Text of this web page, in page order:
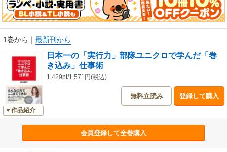
1巻から ｜ 最新刊から
作品紹介
日本一の「実行力」部隊ユニクロで学んだ「巻
き込み」仕事術
1,429pt/1,571円(税込)
無料立読み 登録して購入
会員登録して全巻購入